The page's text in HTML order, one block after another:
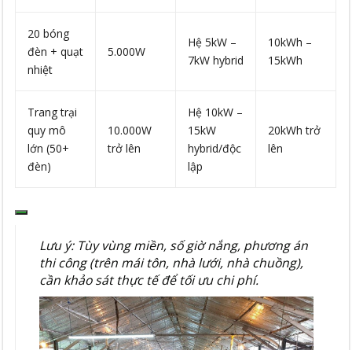
20 bóng
đèn + quạt
nhiệt
5.000W
Hệ 5kW –
7kW hybrid
10kWh –
15kWh
Trang trại
quy mô
lớn (50+
đèn)
10.000W
trở lên
Hệ 10kW –
15kW
hybrid/độc
lập
20kWh trở
lên
Lưu ý: Tùy vùng miền, số giờ nắng, phương án
thi công (trên mái tôn, nhà lưới, nhà chuồng),
cần khảo sát thực tế để tối ưu chi phí.